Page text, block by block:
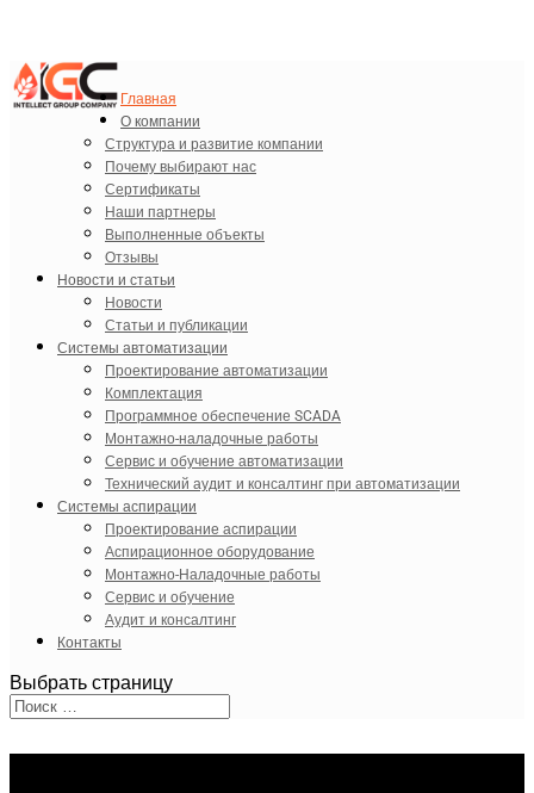
Главная
О компании
Структура и развитие компании
Почему выбирают нас
Сертификаты
Наши партнеры
Выполненные объекты
Отзывы
Новости и статьи
Новости
Статьи и публикации
Системы автоматизации
Проектирование автоматизации
Комплектация
Программное обеспечение SCADA
Монтажно-наладочные работы
Сервис и обучение автоматизации
Технический аудит и консалтинг при автоматизации
Системы аспирации
Проектирование аспирации
Аспирационное оборудование
Монтажно-Наладочные работы
Сервис и обучение
Аудит и консалтинг
Контакты
Выбрать страницу